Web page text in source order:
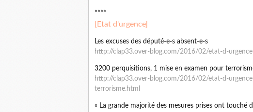
****
[Etat d'urgence]
Les excuses des député-e-s absent-e-s
http://clap33.over-blog.com/2016/02/etat-d-
3200 perquisitions, 1 mise en examen pour
http://clap33.over-blog.com/2016/02/etat-d-
terrorisme.html
« La grande majorité des mesures prises ont touché